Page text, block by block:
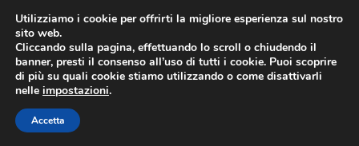
Vai
contenuto
Utilizziamo i cookie per offrirti la migliore esperienza sul nostro
sito web.
Cliccando sulla pagina, effettuando lo scroll o chiudendo il
banner, presti il consenso all’uso di tutti i cookie. Puoi scoprire
di più su quali cookie stiamo utilizzando o come disattivarli
nelle impostazioni.
Accetta